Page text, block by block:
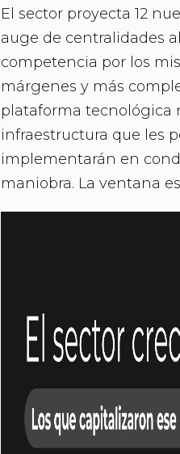
El sector proyecta 12
auge de centralidades
competencia por los
márgenes y más
plataforma tecnológica
infraestructura que les
implementarán en
maniobra. La ventana